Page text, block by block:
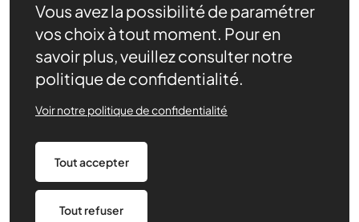
Adhérer
Se documenter
Nos partenaires
Nous trouver
Mentions légales
Paramétrage des cookies
Vous avez la possibilité de paramétrer
vos choix à tout moment. Pour en
savoir plus, veuillez consulter notre
politique de confidentialité.
Tout accepter
Tout refuser
Voir notre politique de confidentialité